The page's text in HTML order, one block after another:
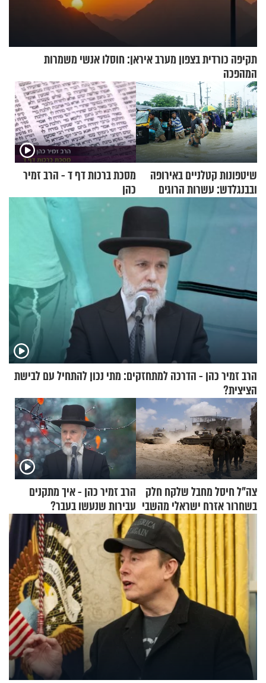
תקיפה כורדית בצפון מערב איראן: חוסלו אנשי משמרות
המהפכה
שיטפונות קטלניים באירופה
ובבנגלדש: עשרות הרוגים
ומיליון נפגעים
מסכת ברכות דף ד - הרב זמיר
כהן
הרב זמיר כהן - הדרכה למתחזקים: מתי נכון להתחיל עם לבישת
הציצית?
צה"ל חיסל מחבל שלקח חלק
בשחרור אזרח ישראלי מהשבי
הרב זמיר כהן - איך מתקנים
עבירות שנעשו בעבר?